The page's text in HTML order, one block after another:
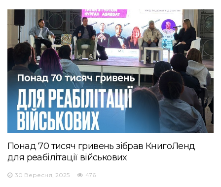
Понад 70 тисяч гривень зібрав КнигоЛенд
для реабілітації військових
30 Вересня, 2025 476